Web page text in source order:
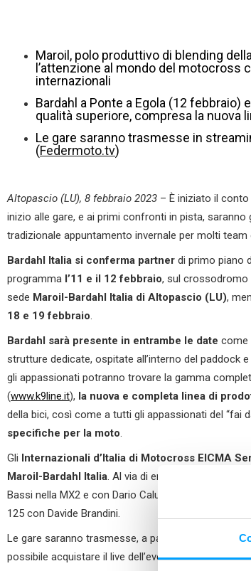
Maroil, polo produttivo di blending
l’attenzione al mondo del motocross
internazionali
Bardahl a Ponte a Egola (12
qualità superiore, compresa la nuova
Le gare saranno trasmesse in
(Federmoto.tv)
Altopascio (LU), 8 febbraio 2023 – È iniziato il conto
inizio alle gare, e ai primi confronti in pista, saranno
tradizionale appuntamento invernale per molti team
Bardahl Italia si conferma partner di primo piano
programma l’11 e il 12 febbraio, sul crossodromo
sede Maroil-Bardahl Italia di Altopascio (LU),
18 e 19 febbraio.
Bardahl sarà presente in entrambe le date come
strutture dedicate, ospitate all’interno del paddock
gli appassionati potranno trovare la gamma
(www.k9line.it), la nuova e completa linea di
della bici, così come a tutti gli appassionati del “fai
specifiche per la moto.
Gli Internazionali d’Italia di Motocross EICMA
Maroil-Bardahl Italia. Al via di entrambe le prove ci
Bassi nella MX2 e con Dario Calugi nella MX1.
125 con Davide Brandini.
Le gare saranno trasmesse, a partire dalle ore 13.30
possibile acquistare il live dell’evento (gratuito per